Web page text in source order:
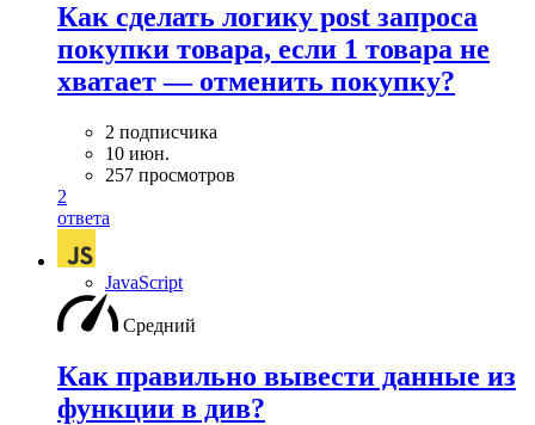
Как сделать логику post запроса
покупки товара, если 1 товара не
хватает — отменить покупку?
2 подписчика
10 июн.
257 просмотров
2
ответа
JavaScript
Средний
Как правильно вывести данные из
функции в див?